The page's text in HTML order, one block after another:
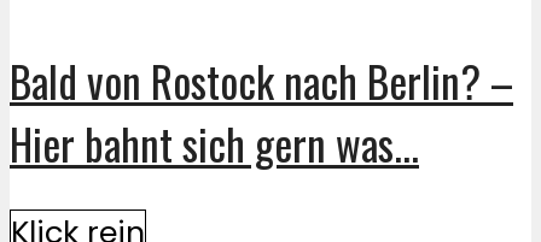
Bald von Rostock nach Berlin? –
Hier bahnt sich gern was...
Klick rein